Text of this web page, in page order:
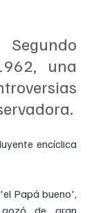
una
encíclica
Papá bueno',
de gran